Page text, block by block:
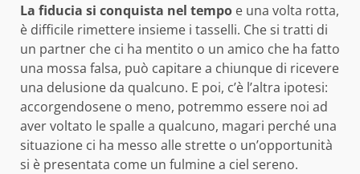
La fiducia si conquista nel tempo e una volta rotta,
è difficile rimettere insieme i tasselli. Che si tratti di
un partner che ci ha mentito o un amico che ha fatto
una mossa falsa, può capitare a chiunque di ricevere
una delusione da qualcuno. E poi, c’è l’altra ipotesi:
accorgendosene o meno, potremmo essere noi ad
aver voltato le spalle a qualcuno, magari perché una
situazione ci ha messo alle strette o un’opportunità
si è presentata come un fulmine a ciel sereno.